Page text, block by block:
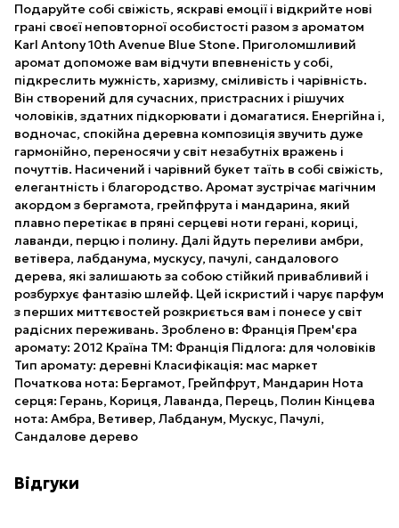
Подаруйте собі свіжість, яскраві емоції і відкрийте нові
грані своєї неповторної особистості разом з ароматом
Karl Antony 10th Avenue Blue Stone. Приголомшливий
аромат допоможе вам відчути впевненість у собі,
підкреслить мужність, харизму, сміливість і чарівність.
Він створений для сучасних, пристрасних і рішучих
чоловіків, здатних підкорювати і домагатися. Енергійна і,
водночас, спокійна деревна композиція звучить дуже
гармонійно, переносячи у світ незабутніх вражень і
почуттів. Насичений і чарівний букет таїть в собі свіжість,
елегантність і благородство. Аромат зустрічає магічним
акордом з бергамота, грейпфрута і мандарина, який
плавно перетікає в пряні серцеві ноти герані, кориці,
лаванди, перцю і полину. Далі йдуть переливи амбри,
ветівера, лабданума, мускусу, пачулі, сандалового
дерева, які залишають за собою стійкий привабливий і
розбурхує фантазію шлейф. Цей іскристий і чарує парфум
з перших миттєвостей розкриється вам і понесе у світ
радісних переживань. Зроблено в: Франція Прем'єра
аромату: 2012 Країна ТМ: Франція Підлога: для чоловіків
Тип аромату: деревні Класифікація: мас маркет
Початкова нота: Бергамот, Грейпфрут, Мандарин Нота
серця: Герань, Кориця, Лаванда, Перець, Полин Кінцева
нота: Амбра, Ветивер, Лабданум, Мускус, Пачулі,
Сандалове дерево
Відгуки